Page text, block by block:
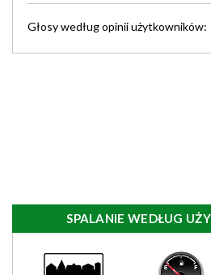
Głosy wedługopiniiużytkowników:
SPALANIE WEDŁUG